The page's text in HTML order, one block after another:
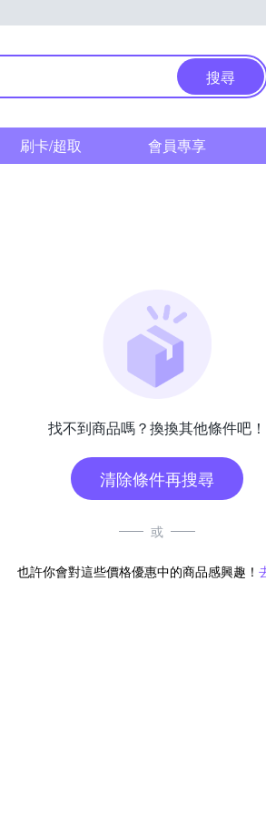
搜尋
刷卡/超取 會員專享
找不到商品嗎？換換其他條件吧！
清除條件再搜尋
或
也許你會對這些價格優惠中的商品感興趣！